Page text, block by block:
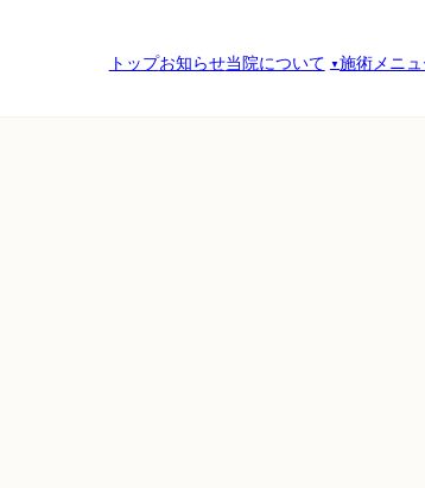
トップお知らせ当院について 施術メニ